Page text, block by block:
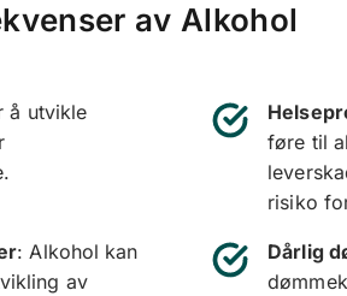
av Alkohol
å utvikle
føre til
risiko
: Alkohol kan
av
Dårlig